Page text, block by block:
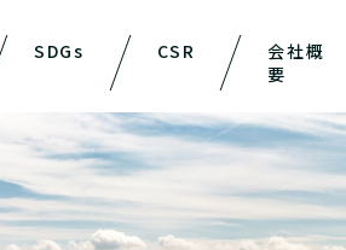
SDGs CSR
会社概
要